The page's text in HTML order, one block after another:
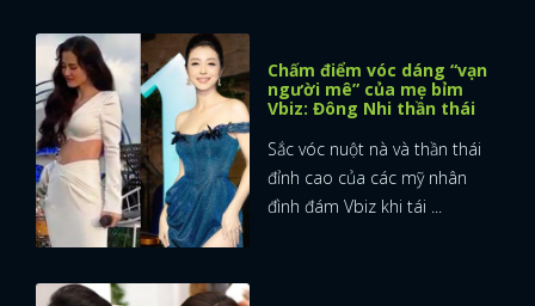
Chấm điểm vóc dáng “vạn
người mê” của mẹ bỉm
Vbiz: Đông Nhi thần thái
Sắc vóc nuột nà và thần thái
đỉnh cao của các mỹ nhân
đình đám Vbiz khi tái ...